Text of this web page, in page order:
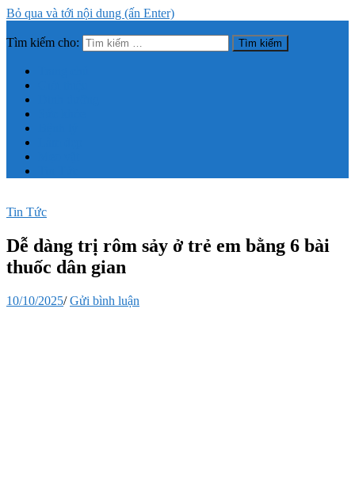
Bỏ qua và tới nội dung (ấn Enter)
Trang thông tin tổng hợp về sức khỏe, làm đẹp
Tìm kiếm cho:
Tin Tức
Dễ dàng trị rôm sảy ở trẻ em bằng 6 bài
thuốc dân gian
10/10/2025/Gửi bình luận